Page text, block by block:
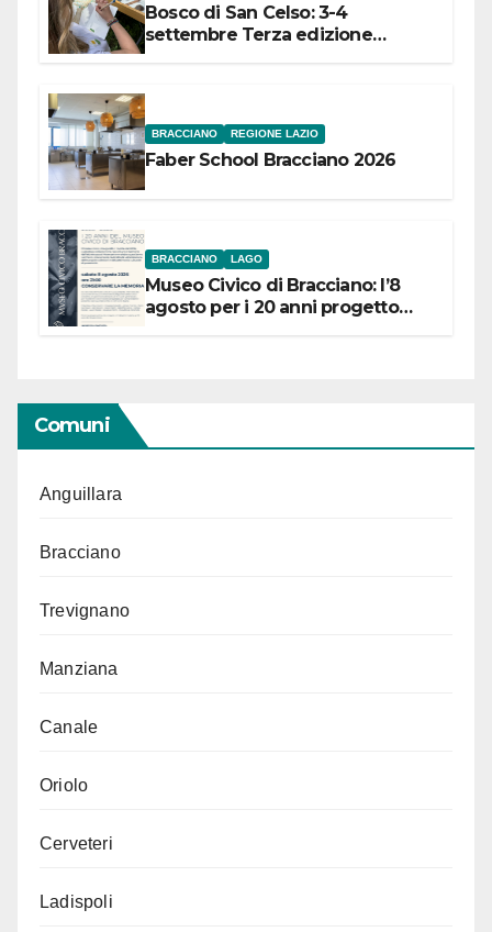
Bosco di San Celso: 3-4
settembre Terza edizione
BRACCIANO REGIONE LAZIO
Faber School Bracciano 2026
BRACCIANO LAGO
Museo Civico di Bracciano: l’8
agosto per i 20 anni progetto
Comuni
Anguillara
Bracciano
Trevignano
Manziana
Canale
Oriolo
Cerveteri
Ladispoli